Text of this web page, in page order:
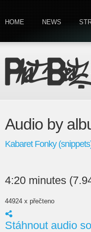
HOME NEWS
Audio by
Kabaret Fonky
4:20 minutes
44924 x přečteno
Stáhnout audio